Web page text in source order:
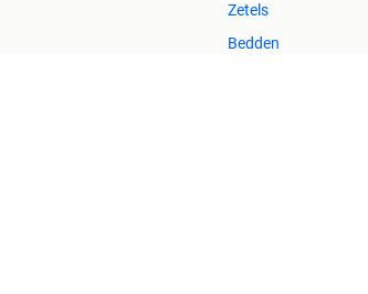
Zetels
Bedden